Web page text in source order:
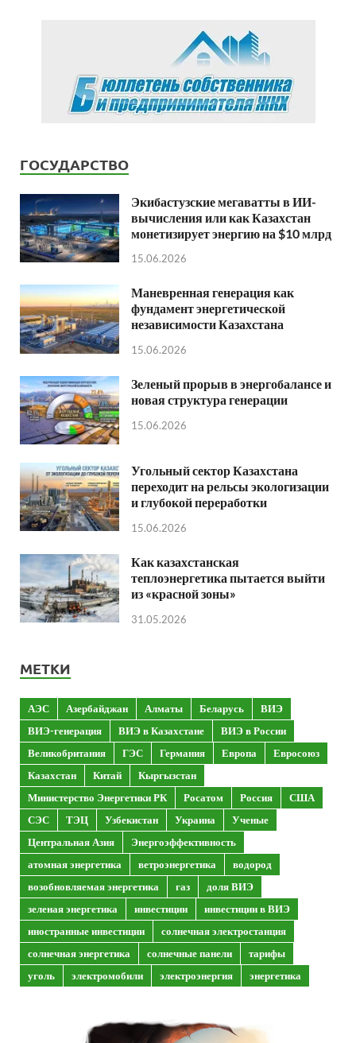
ГОСУДАРСТВО
Экибастузские мегаватты в ИИ-
вычисления или как Казахстан
монетизирует энергию на $10 млрд
15.06.2026
Маневренная генерация как
фундамент энергетической
независимости Казахстана
15.06.2026
Зеленый прорыв в энергобалансе и
новая структура генерации
15.06.2026
Угольный сектор Казахстана
переходит на рельсы экологизации
и глубокой переработки
15.06.2026
Как казахстанская
теплоэнергетика пытается выйти
из «красной зоны»
31.05.2026
МЕТКИ
АЭС Азербайджан Алматы Беларусь
ВИЭ
ВИЭ-генерация
ВИЭ в Казахстане
ВИЭ в России
Великобритания
ГЭС Германия Европа
Евросоюз
Казахстан
Китай
Кыргызстан
Министерство Энергетики РК
Росатом Россия
США
СЭС
ТЭЦ Узбекистан Украина
Ученые
Центральная Азия
Энергоэффективность
атомная энергетика
ветроэнергетика
водород
возобновляемая энергетика
газ
доля ВИЭ
зеленая энергетика
инвестиции
инвестиции в ВИЭ
иностранные инвестиции
солнечная электростанция
солнечная энергетика
солнечные панели
тарифы
уголь
электромобили электроэнергия энергетика